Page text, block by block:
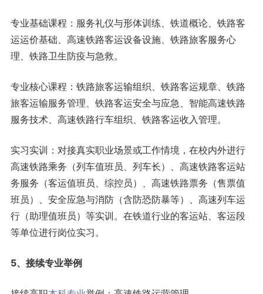
专业基础课程：服务礼仪与形体训练、铁道概论、铁路客
运运价基础、高速铁路客运设备设施、铁路旅客服务心
理、铁路卫生防疫与急救。
专业核心课程：铁路旅客运输组织、铁路客运规章、铁路
旅客运输服务管理、铁路客运安全与应急、智能高速铁路
服务技术、高速铁路行车组织、铁路客运收入管理。
实习实训：对接真实职业场景或工作情境，在校内外进行
高速铁路乘务（列车值班员、列车长）、高速铁路客运站
务服务（客运值班员、综控员）、高速铁路票务（售票值
班员）、安全应急与消防（含防恐防暴等）、高速列车运
行（助理值班员）等实训。在铁道行业的客运站、客运段
等单位进行岗位实习。
5、 接续专业举例